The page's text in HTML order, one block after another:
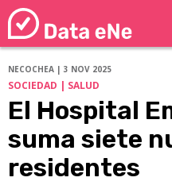
NECOCHEA | 3 NOV 2025
SOCIEDAD | SALUD
El Hospital
suma siete
residentes